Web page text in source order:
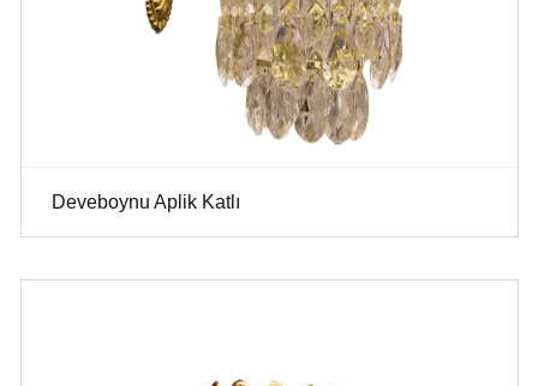
Deveboynu Aplik Katlı